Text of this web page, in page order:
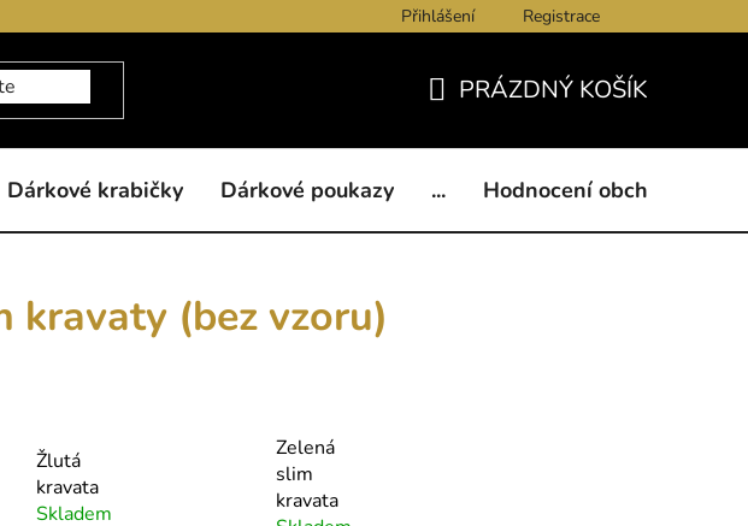
Kontakty Obchodní podmínky
Přihlášení Registrace
KOŠÍK
PRÁZDNÝ KOŠÍK
Dárkové krabičky Dárkové poukazy ... Hodnocení obchodu
kravaty (bez vzoru)
Žlutá
kravata
Skladem
Zelená
slim
kravata